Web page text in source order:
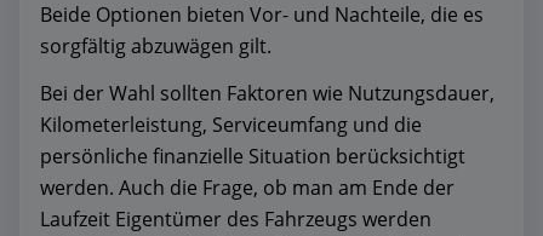
Beide Optionen bieten Vor- und Nachteile, die es
sorgfältig abzuwägen gilt.
Bei der Wahl sollten Faktoren wie Nutzungsdauer,
Kilometerleistung, Serviceumfang und die
persönliche finanzielle Situation berücksichtigt
werden. Auch die Frage, ob man am Ende der
Laufzeit Eigentümer des Fahrzeugs werden